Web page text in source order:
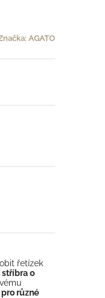
AGATO
řetízek
stříbra o
různé